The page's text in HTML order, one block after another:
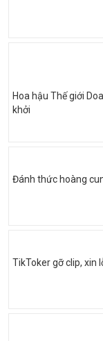
Hoa hậu Thế giới
khởi
Đánh thức hoàng
TikToker gỡ clip, xin